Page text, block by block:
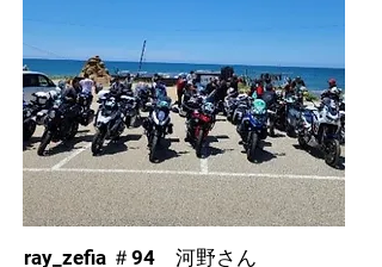
ray_zefia ＃94 河野さん